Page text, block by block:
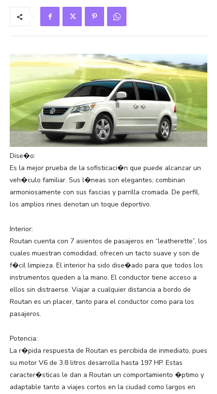
Dise�o:
Es la mejor prueba de la sofisticaci�n que puede alcanzar un
veh�culo familiar. Sus l�neas son elegantes; combinan
armoniosamente con sus fascias y parrilla cromada. De perfil,
los amplios rines denotan un toque deportivo.
Interior:
Routan cuenta con 7 asientos de pasajeros en “leatherette”, los
cuales muestran comodidad, ofrecen un tacto suave y son de
f�cil limpieza. El interior ha sido dise�ado para que todos los
instrumentos queden a la mano. El conductor tiene acceso a
ellos sin distraerse. Viajar a cualquier distancia a bordo de
Routan es un placer, tanto para el conductor como para los
pasajeros.
Potencia:
La r�pida respuesta de Routan es percibida de inmediato, pues
su motor V6 de 3.8 litros desarrolla hasta 197 HP. Estas
caracter�sticas le dan a Routan un comportamiento �ptimo y
adaptable tanto a viajes cortos en la ciudad como largos en